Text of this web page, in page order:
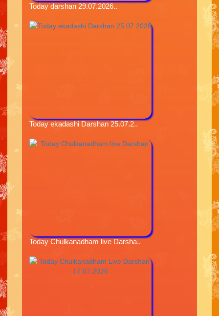
Today darshan 29.07.2026..
Today ekadashi Darshan 25.07.2..
Today Chulkanadham live Darsha..